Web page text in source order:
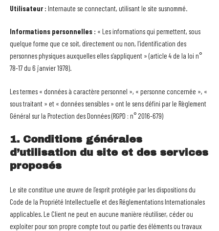
Utilisateur : Internaute se connectant, utilisant le site susnommé.
Informations personnelles : « Les informations qui permettent, sous
quelque forme que ce soit, directement ou non, l’identification des
personnes physiques auxquelles elles s’appliquent » (article 4 de la loi n°
78-17 du 6 janvier 1978).
Les termes « données à caractère personnel », « personne concernée », «
sous traitant » et « données sensibles » ont le sens défini par le Règlement
Général sur la Protection des Données (RGPD : n° 2016-679)
1. Conditions générales
d’utilisation du site et des services
proposés
Le site constitue une œuvre de l’esprit protégée par les dispositions du
Code de la Propriété Intellectuelle et des Réglementations Internationales
applicables. Le Client ne peut en aucune manière réutiliser, céder ou
exploiter pour son propre compte tout ou partie des éléments ou travaux